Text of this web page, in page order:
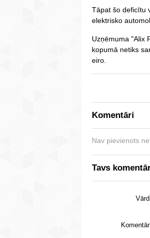
Tāpat šo deficītu
elektrisko
Uzņēmuma "Alix
kopumā netiks
eiro.
Komentāri
Nav pievienots
Tavs